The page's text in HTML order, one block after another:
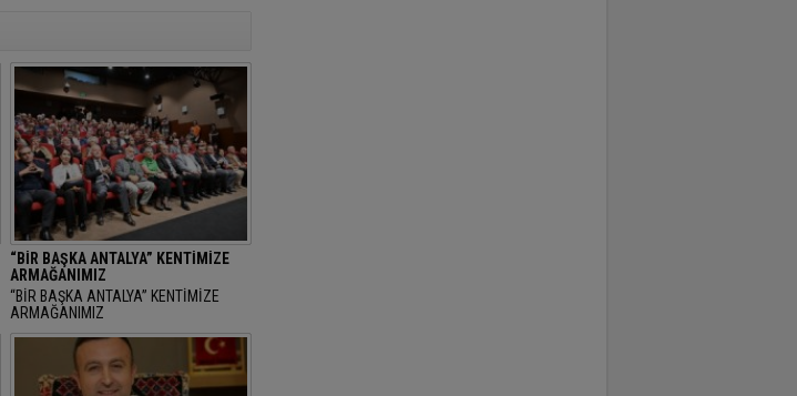
“BİR BAŞKA ANTALYA” KENTİMİZE
ARMAĞANIMIZ
“BİR BAŞKA ANTALYA” KENTİMİZE
ARMAĞANIMIZ